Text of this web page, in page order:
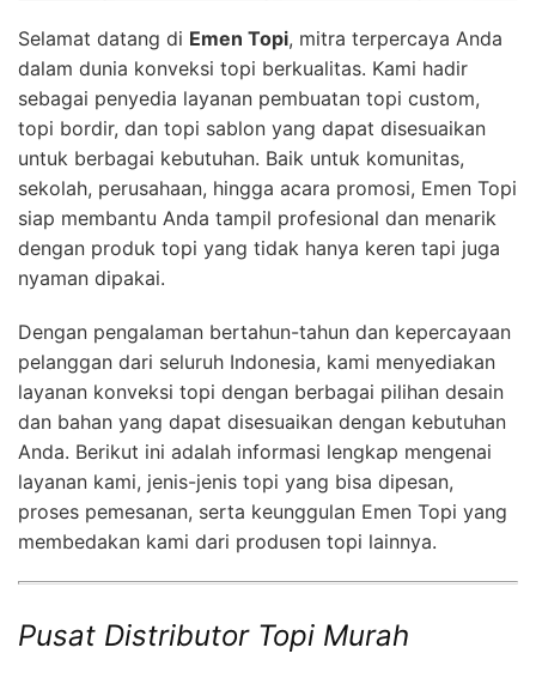
Selamat datang di Emen Topi, mitra terpercaya Anda
dalam dunia konveksi topi berkualitas. Kami hadir
sebagai penyedia layanan pembuatan topi custom,
topi bordir, dan topi sablon yang dapat disesuaikan
untuk berbagai kebutuhan. Baik untuk komunitas,
sekolah, perusahaan, hingga acara promosi, Emen Topi
siap membantu Anda tampil profesional dan menarik
dengan produk topi yang tidak hanya keren tapi juga
nyaman dipakai.
Dengan pengalaman bertahun-tahun dan kepercayaan
pelanggan dari seluruh Indonesia, kami menyediakan
layanan konveksi topi dengan berbagai pilihan desain
dan bahan yang dapat disesuaikan dengan kebutuhan
Anda. Berikut ini adalah informasi lengkap mengenai
layanan kami, jenis-jenis topi yang bisa dipesan,
proses pemesanan, serta keunggulan Emen Topi yang
membedakan kami dari produsen topi lainnya.
Pusat Distributor Topi Murah